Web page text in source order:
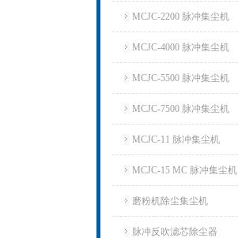
MCJC-2200 脉冲集尘机
MCJC-4000 脉冲集尘机
MCJC-5500 脉冲集尘机
MCJC-7500 脉冲集尘机
MCJC-11 脉冲集尘机
MCJC-15 MC 脉冲集尘机
磨粉机除尘集尘机
脉冲反吹滤芯除尘器